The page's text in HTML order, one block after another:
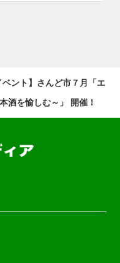
ベント】さんど市７月「エ
酒を愉しむ～」 開催！